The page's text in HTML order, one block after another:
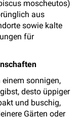
moscheutos)
aus
sowie kalte
für
sonnigen,
desto üppiger
und buschig,
Gärten oder